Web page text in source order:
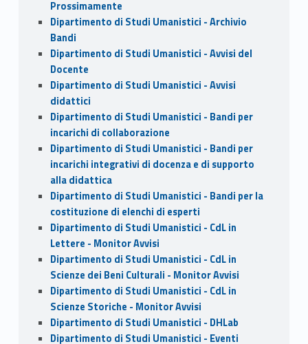
Prossimamente
Dipartimento di Studi Umanistici - Archivio
Bandi
Dipartimento di Studi Umanistici - Avvisi del
Docente
Dipartimento di Studi Umanistici - Avvisi
didattici
Dipartimento di Studi Umanistici - Bandi per
incarichi di collaborazione
Dipartimento di Studi Umanistici - Bandi per
incarichi integrativi di docenza e di supporto
alla didattica
Dipartimento di Studi Umanistici - Bandi per la
costituzione di elenchi di esperti
Dipartimento di Studi Umanistici - CdL in
Lettere - Monitor Avvisi
Dipartimento di Studi Umanistici - CdL in
Scienze dei Beni Culturali - Monitor Avvisi
Dipartimento di Studi Umanistici - CdL in
Scienze Storiche - Monitor Avvisi
Dipartimento di Studi Umanistici - DHLab
Dipartimento di Studi Umanistici - Eventi